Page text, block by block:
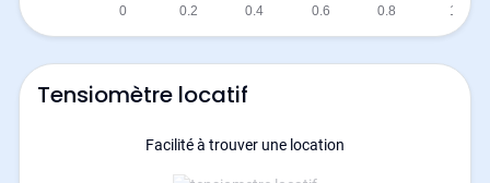
Tensiomètre locatif
Facilité à trouver une location